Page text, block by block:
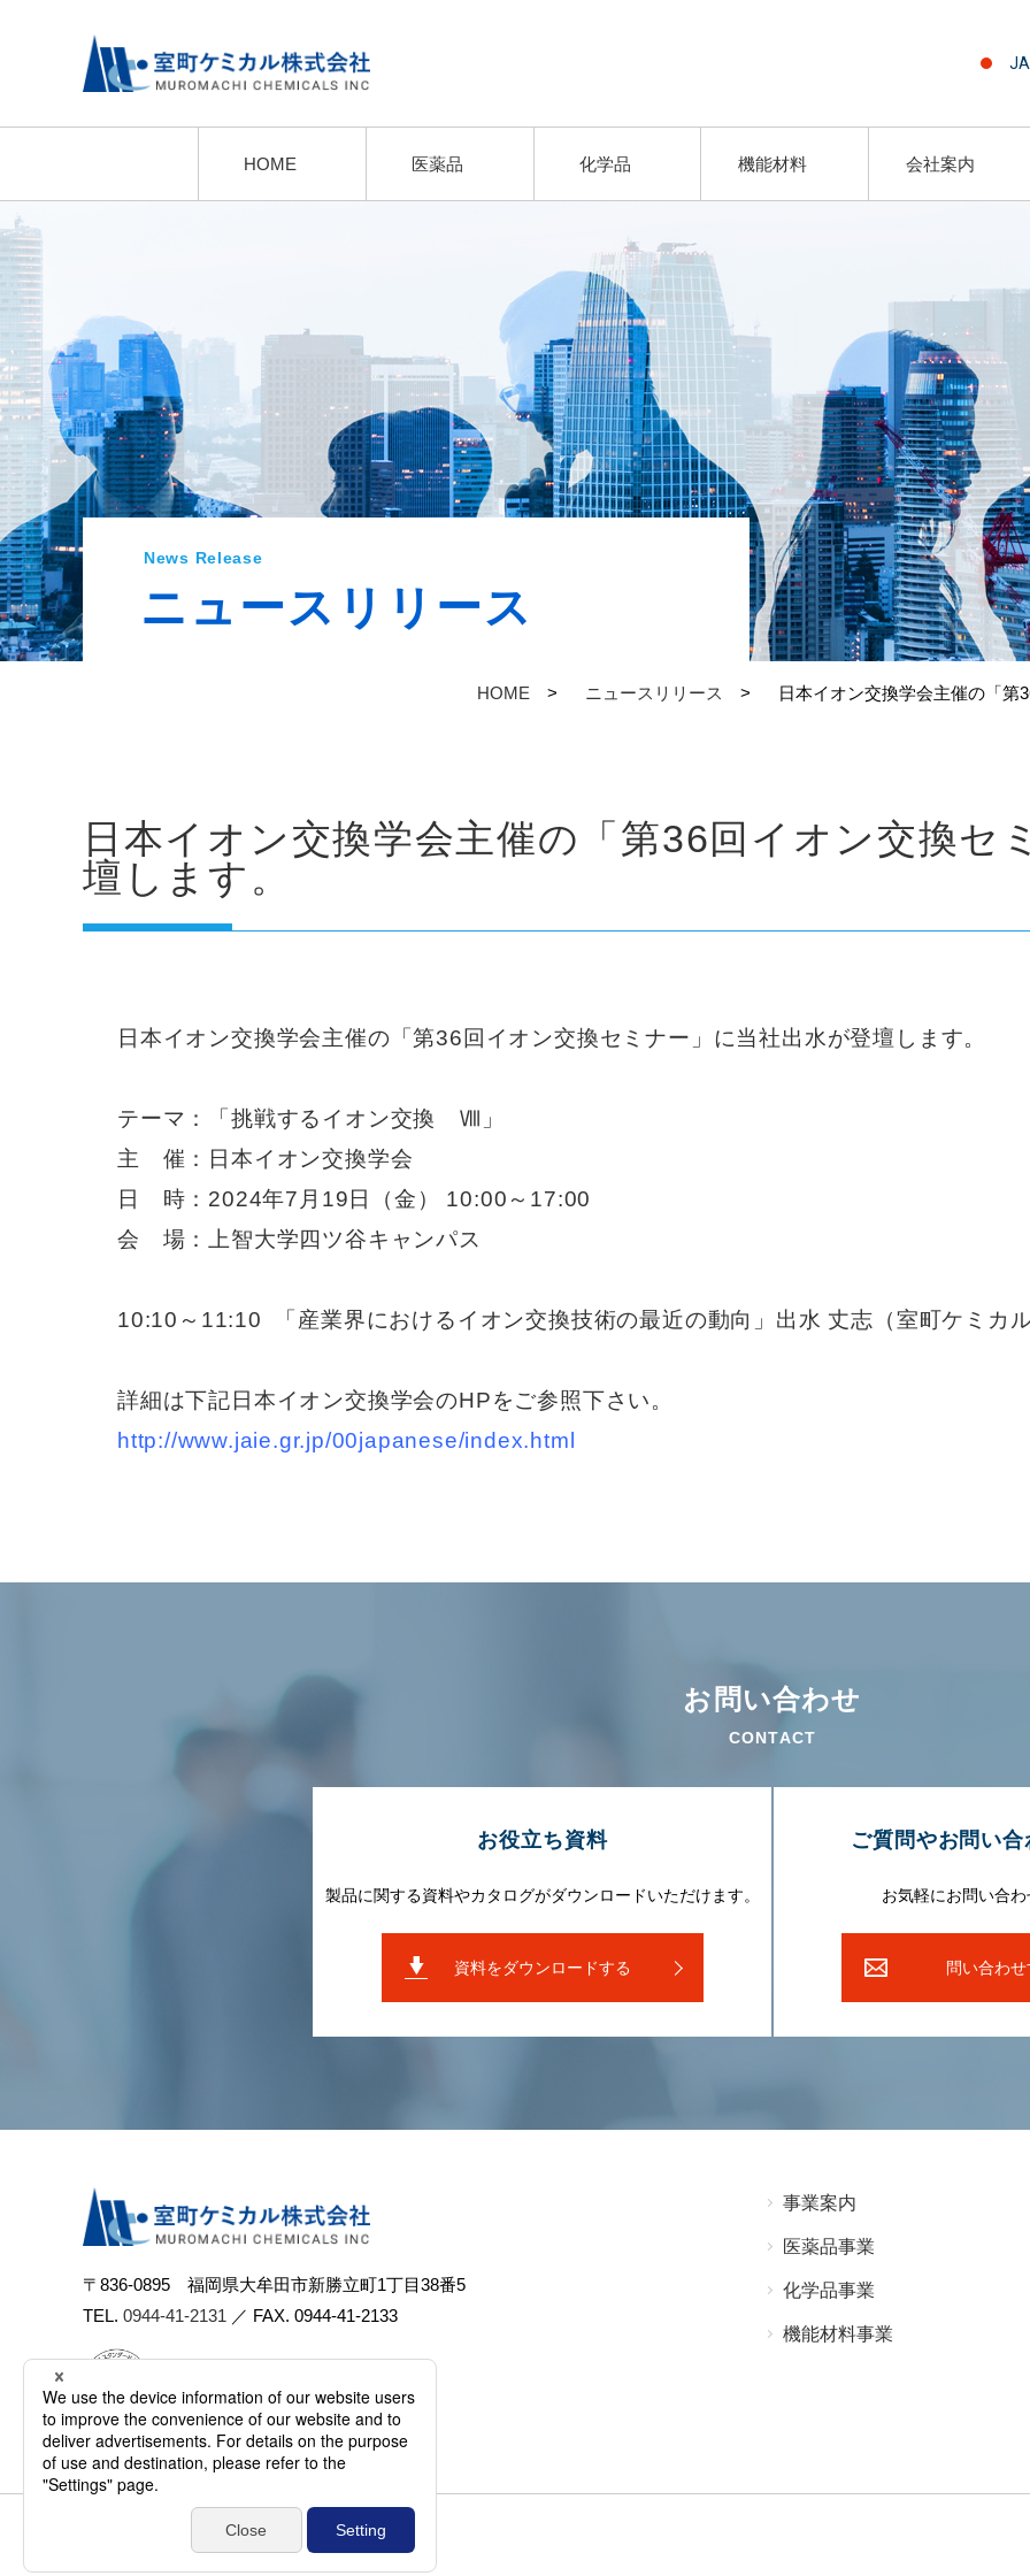
HOME 医薬品 化学品 機能材料 会社案内
HOME ニュースリリース 日本イオン交換学会主催の「第
News Release
ニュースリリース
日本イオン交換学会主催の「第36回イオン交換セ
壇します。
日本イオン交換学会主催の「第36回イオン交換セミナー」に当社出水が登壇します。
テーマ：「挑戦するイオン交換 Ⅷ」
主 催：日本イオン交換学会
日 時：2024年7月19日（金） 10:00～17:00
会 場：上智大学四ツ谷キャンパス
10:10～11:10 「産業界におけるイオン交換技術の最近の動向」出水 丈志（室町ケミカ
詳細は下記日本イオン交換学会のHPをご参照下さい。
http://www.jaie.gr.jp/00japanese/index.html
お問い合わせ
CONTACT
お役⽴ち資料
製品に関する資料やカタログがダウンロードいただけます。
資料をダウンロードする
ご質問やお問い
お気軽にお問い合
問い合わ
〒836-0895 福岡県⼤牟⽥市新勝⽴町1丁⽬38番5
TEL. 0944-41-2131 ／ FAX. 0944-41-2133
事業案内
医薬品事業
化学品事業
機能材料事業
個⼈情報保護⽅針 サイトマップ